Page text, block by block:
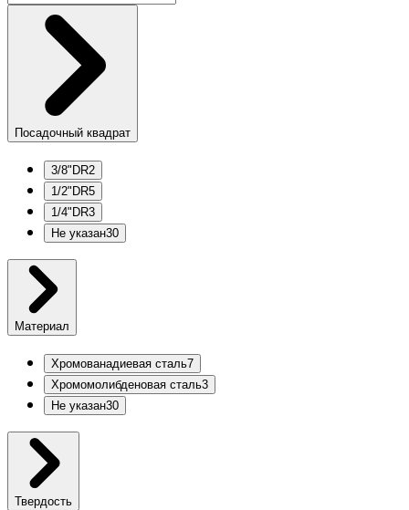
Посадочный квадрат
3/8"DR2
1/2"DR5
1/4"DR3
Не указан30
Материал
Хромованадиевая сталь7
Хромомолибденовая сталь3
Не указан30
Твердость